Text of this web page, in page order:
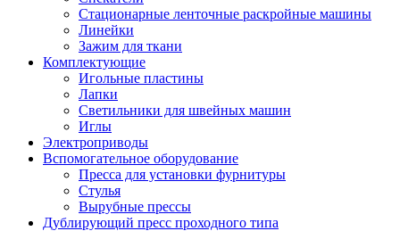
Стационарные ленточные раскройные машины
Линейки
Зажим для ткани
Комплектующие
Игольные пластины
Лапки
Светильники для швейных машин
Иглы
Электроприводы
Вспомогательное оборудование
Пресса для установки фурнитуры
Стулья
Вырубные прессы
Дублирующий пресс проходного типа